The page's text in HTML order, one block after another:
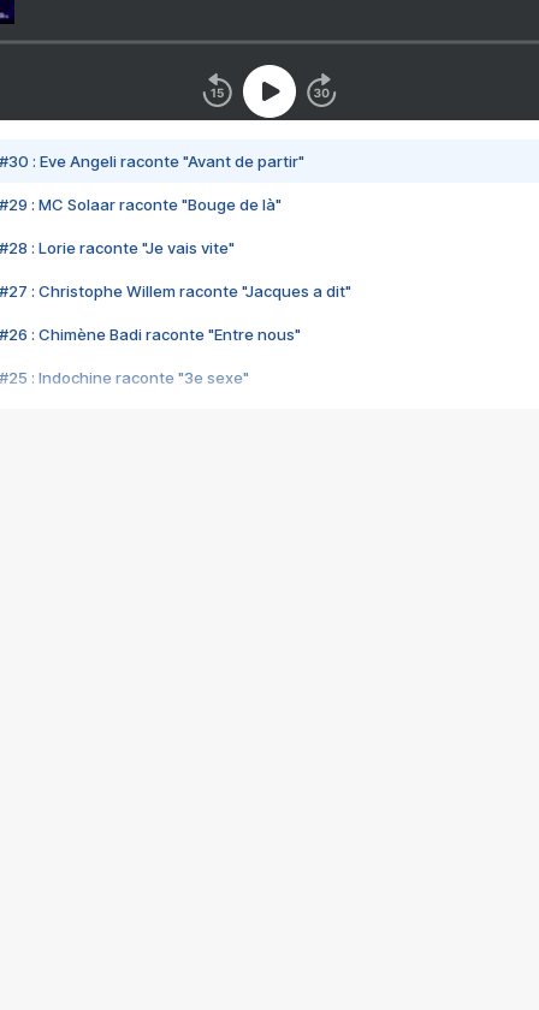
#30 : Eve Angeli raconte "Avant de partir"
#29 : MC Solaar raconte "Bouge de là"
#28 : Lorie raconte "Je vais vite"
#27 : Christophe Willem raconte "Jacques a dit"
#26 : Chimène Badi raconte "Entre nous"
#25 : Indochine raconte "3e sexe"